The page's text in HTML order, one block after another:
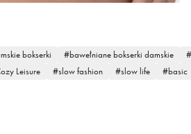
bokserki bawełniane bokserki damskie
Leisure slow fashion slow life basic